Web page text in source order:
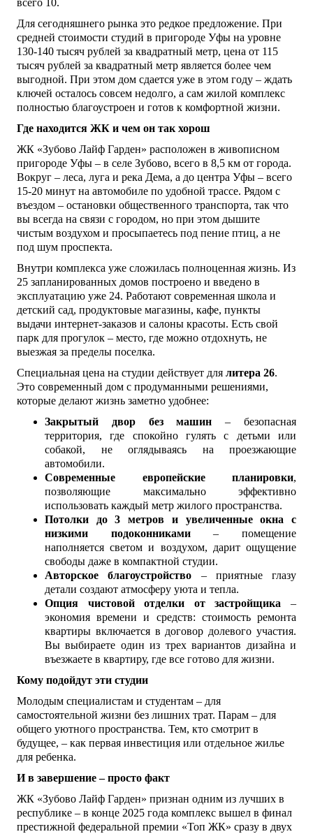
всего 10.
Для сегодняшнего рынка это редкое предложение. При
средней стоимости студий в пригороде Уфы на уровне
130-140 тысяч рублей за квадратный метр, цена от 115
тысяч рублей за квадратный метр является более чем
выгодной. При этом дом сдается уже в этом году – ждать
ключей осталось совсем недолго, а сам жилой комплекс
полностью благоустроен и готов к комфортной жизни.
Где находится ЖК и чем он так хорош
ЖК «Зубово Лайф Гарден» расположен в живописном
пригороде Уфы – в селе Зубово, всего в 8,5 км от города.
Вокруг – леса, луга и река Дема, а до центра Уфы – всего
15-20 минут на автомобиле по удобной трассе. Рядом с
въездом – остановки общественного транспорта, так что
вы всегда на связи с городом, но при этом дышите
чистым воздухом и просыпаетесь под пение птиц, а не
под шум проспекта.
Внутри комплекса уже сложилась полноценная жизнь. Из
25 запланированных домов построено и введено в
эксплуатацию уже 24. Работают современная школа и
детский сад, продуктовые магазины, кафе, пункты
выдачи интернет-заказов и салоны красоты. Есть свой
парк для прогулок – место, где можно отдохнуть, не
выезжая за пределы поселка.
Специальная цена на студии действует для литера 26.
Это современный дом с продуманными решениями,
которые делают жизнь заметно удобнее:
Закрытый двор без машин – безопасная
территория, где спокойно гулять с детьми или
собакой, не оглядываясь на проезжающие
автомобили.
Современные европейские планировки,
позволяющие максимально эффективно
использовать каждый метр жилого пространства.
Потолки до 3 метров и увеличенные окна с
низкими подоконниками– помещение
наполняется светом и воздухом, дарит ощущение
свободы даже в компактной студии.
Авторское благоустройство – приятные глазу
детали создают атмосферу уюта и тепла.
Опция чистовой отделки от застройщика –
экономия времени и средств: стоимость ремонта
квартиры включается в договор долевого участия.
Вы выбираете один из трех вариантов дизайна и
въезжаете в квартиру, где все готово для жизни.
Кому подойдут эти студии
Молодым специалистам и студентам – для
самостоятельной жизни без лишних трат. Парам – для
общего уютного пространства. Тем, кто смотрит в
будущее, – как первая инвестиция или отдельное жилье
для ребенка.
И в завершение – просто факт
ЖК «Зубово Лайф Гарден» признан одним из лучших в
республике – в конце 2025 года комплекс вышел в финал
престижной федеральной премии «Топ ЖК» сразу в двух